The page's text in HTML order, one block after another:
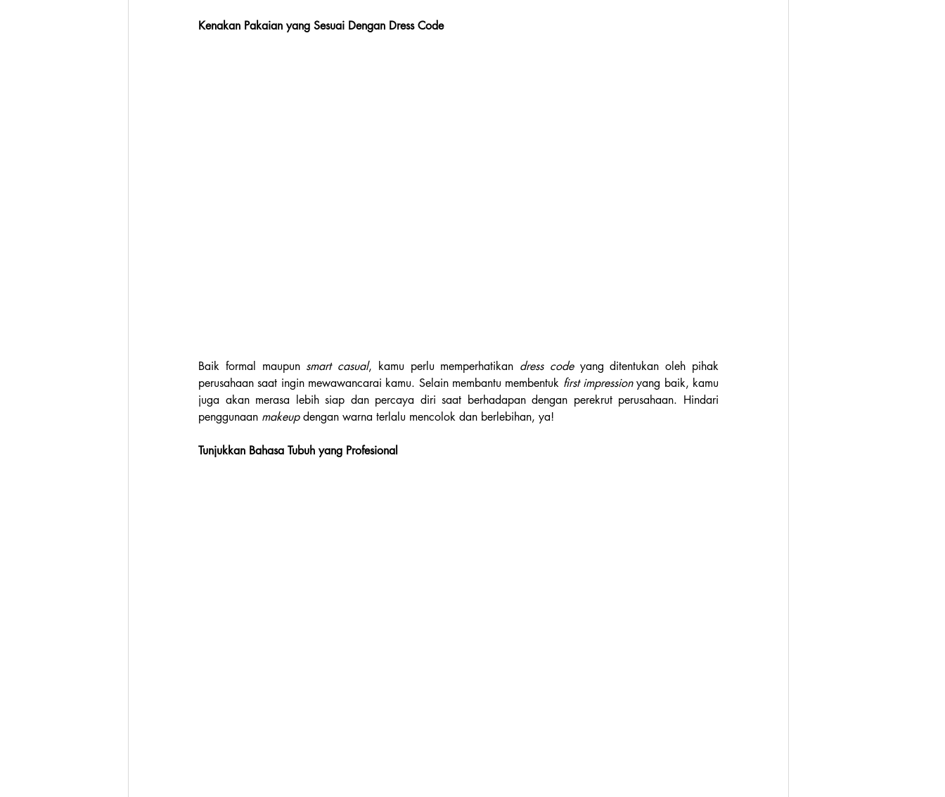
Kenakan Pakaian yang Sesuai Dengan Dress Code
Baik formal maupun smart casual, kamu perlu memperhatikan dress code yang ditentukan oleh pihak
perusahaan saat ingin mewawancarai kamu. Selain membantu membentuk first impression yang baik, kamu
juga akan merasa lebih siap dan percaya diri saat berhadapan dengan perekrut perusahaan. Hindari
penggunaan makeup dengan warna terlalu mencolok dan berlebihan, ya!
Tunjukkan Bahasa Tubuh yang Profesional